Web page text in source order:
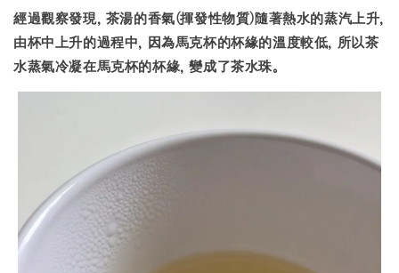
經過觀察發現, 茶湯的香氣(揮發性物質)隨著熱水的蒸汽上升,
由杯中上升的過程中, 因為馬克杯的杯緣的溫度較低, 所以茶
水蒸氣冷凝在馬克杯的杯緣, 變成了茶水珠。